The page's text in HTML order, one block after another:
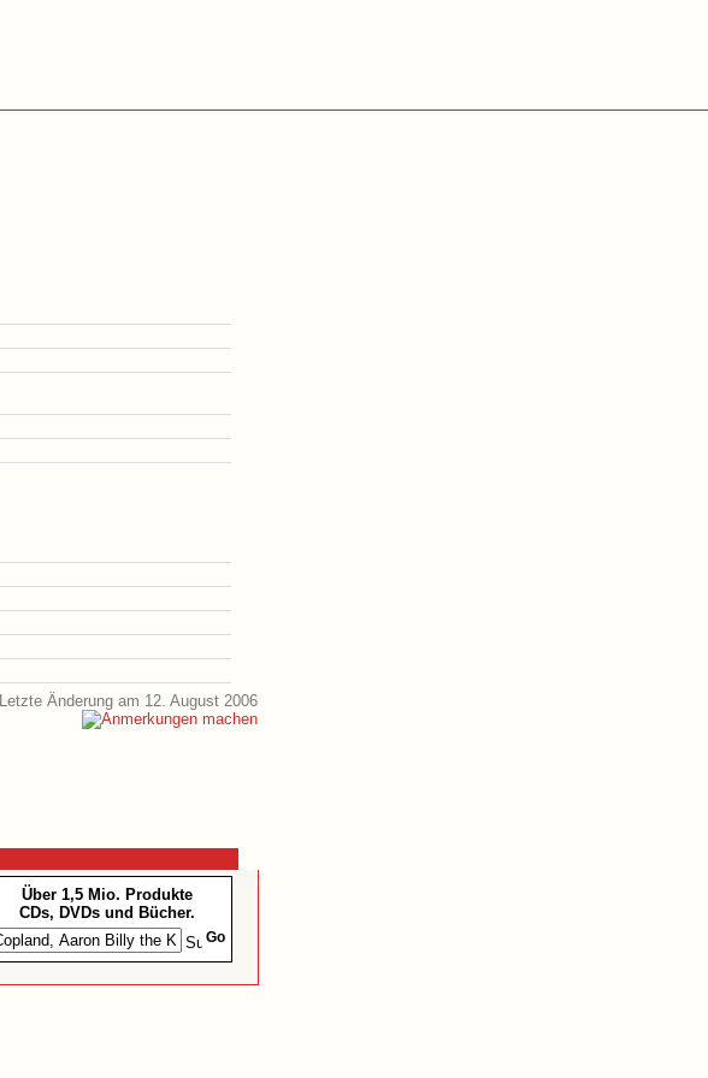
Letzte Änderung am 12. August 2006
Über 1,5 Mio. Produkte
CDs, DVDs und Bücher.
Go